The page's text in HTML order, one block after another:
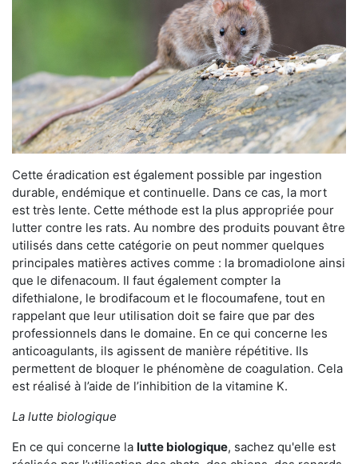
Cette éradication est également possible par ingestion
durable, endémique et continuelle. Dans ce cas, la mort
est très lente. Cette méthode est la plus appropriée pour
lutter contre les rats. Au nombre des produits pouvant être
utilisés dans cette catégorie on peut nommer quelques
principales matières actives comme : la bromadiolone ainsi
que le difenacoum. Il faut également compter la
difethialone, le brodifacoum et le flocoumafene, tout en
rappelant que leur utilisation doit se faire que par des
professionnels dans le domaine. En ce qui concerne les
anticoagulants, ils agissent de manière répétitive. Ils
permettent de bloquer le phénomène de coagulation. Cela
est réalisé à l’aide de l’inhibition de la vitamine K.
La lutte biologique
En ce qui concerne la lutte biologique, sachez qu'elle est